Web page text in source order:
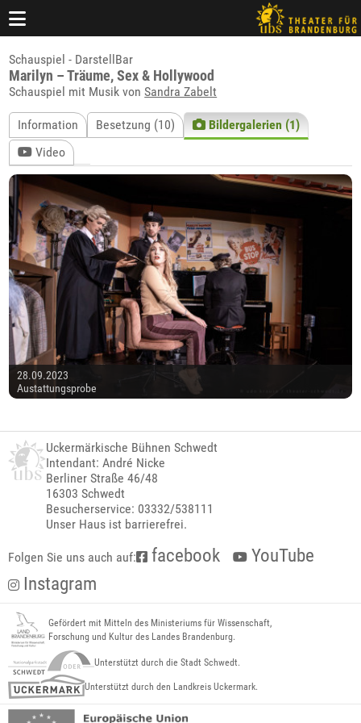
Schauspiel - DarstellBar
Marilyn – Träume, Sex & Hollywood
Schauspiel mit Musik vonSandra Zabelt
Information Besetzung (10)
Bildergalerien (1)
Video
28.09.2023
Austattungsprobe
Uckermärkische Bühnen Schwedt
Intendant: André Nicke
Berliner Straße 46/48
16303 Schwedt
Besucherservice: 03332/538111
Unser Haus ist barrierefrei.
Folgen Sie uns auch auf: facebook
YouTube
Instagram
Gefördert mit Mitteln des Ministeriums für Wissenschaft,
Forschung und Kultur des Landes Brandenburg.
Unterstützt durch die Stadt Schwedt.
Unterstützt durch den Landkreis Uckermark.